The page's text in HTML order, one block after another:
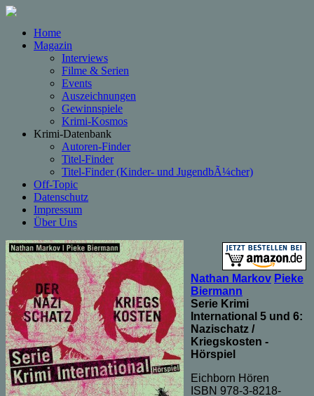
Home
Magazin
Interviews
Filme & Serien
Events
Auszeichnungen
Gewinnspiele
Krimi-Kosmos
Krimi-Datenbank
Autoren-Finder
Titel-Finder
Titel-Finder (Kinder- und JugendbÃ¼cher)
Off-Topic
Datenschutz
Impressum
Über Uns
Nathan Markov Pieke
Biermann
Serie Krimi
International 5 und 6:
Nazischatz /
Kriegskosten -
Hörspiel
Eichborn Hören
ISBN 978-3-8218-